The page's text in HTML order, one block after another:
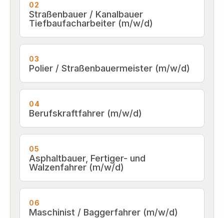
02
Straßenbauer / Kanalbauer
Tiefbaufacharbeiter (m/w/d)
03
Polier / Straßenbauermeister (m/w/d)
04
Berufskraftfahrer (m/w/d)
05
Asphaltbauer, Fertiger- und
Walzenfahrer (m/w/d)
06
Maschinist / Baggerfahrer (m/w/d)